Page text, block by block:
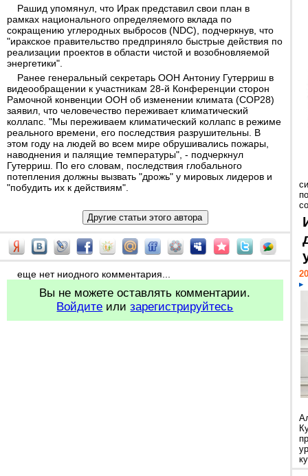
Рашид упомянул, что Ирак представил свои план в
рамках национального определяемого вклада по
сокращению углеродных выбросов (NDC), подчеркнув, что
"иракское правительство предприняло быстрые действия по
реализации проектов в области чистой и возобновляемой
энергетики".
Ранее генеральный секретарь ООН Антониу Гутерриш в
видеообращении к участникам 28-й Конференции сторон
Рамочной конвенции ООН об изменении климата (COP28)
заявил, что человечество переживает климатический
коллапс. "Мы переживаем климатический коллапс в режиме
реального времени, его последствия разрушительны. В
этом году на людей во всем мире обрушивались пожары,
наводнения и палящие температуры", - подчеркнул
Гутерриш. По его словам, последствия глобального
потепления должны вызвать "дрожь" у мировых лидеров и
"побудить их к действиям".
еще нет ниодного комментария...
Вы не можете оставлять комментарии.
Войдите илизарегистрируйтесь